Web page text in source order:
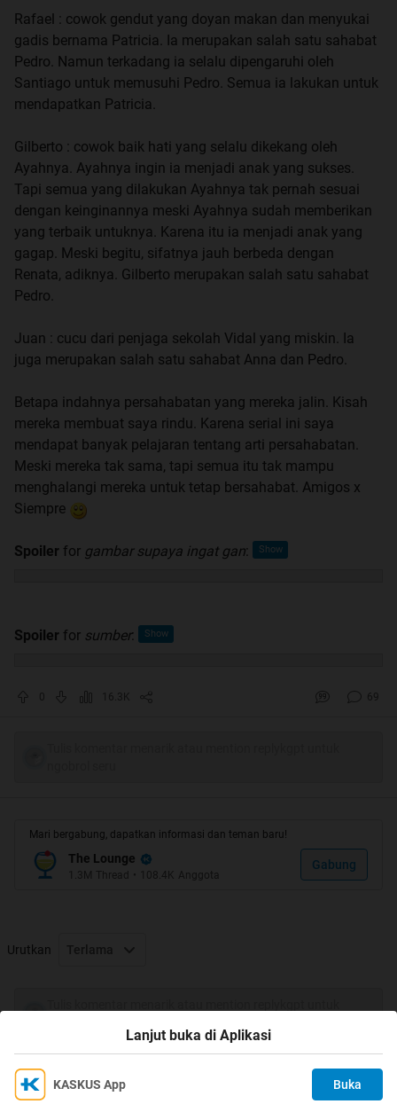
Rafael : cowok gendut yang doyan makan dan menyukai
gadis bernama Patricia. Ia merupakan salah satu sahabat
Pedro. Namun terkadang ia selalu dipengaruhi oleh
Santiago untuk memusuhi Pedro. Semua ia lakukan untuk
mendapatkan Patricia.
Gilberto : cowok baik hati yang selalu dikekang oleh
Ayahnya. Ayahnya ingin ia menjadi anak yang sukses.
Tapi semua yang dilakukan Ayahnya tak pernah sesuai
dengan keinginannya meski Ayahnya sudah memberikan
yang terbaik untuknya. Karena itu ia menjadi anak yang
gagap. Meski begitu, sifatnya jauh berbeda dengan
Renata, adiknya. Gilberto merupakan salah satu sahabat
Pedro.
Juan : cucu dari penjaga sekolah Vidal yang miskin. Ia
juga merupakan salah satu sahabat Anna dan Pedro.
Betapa indahnya persahabatan yang mereka jalin. Kisah
mereka membuat saya rindu. Karena serial ini saya
mendapat banyak pelajaran tentang arti persahabatan.
Meski mereka tak sama, tapi semua itu tak mampu
menghalangi mereka untuk tetap bersahabat. Amigos x
Siempre
Spoiler for gambar supaya ingat gan:
Spoiler for sumber:
16.3K 69
Mari bergabung, dapatkan informasi dan teman baru!
The Lounge
1.3M Thread • 108.4K Anggota
Gabung
Urutkan Terlama
Ikuti KASKUS di
Kami menggunakan Cookies
Lanjut buka di Aplikasi
KASKUS App Buka